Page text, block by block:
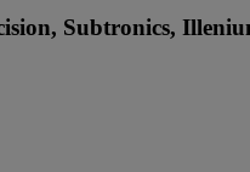
Subtronics,